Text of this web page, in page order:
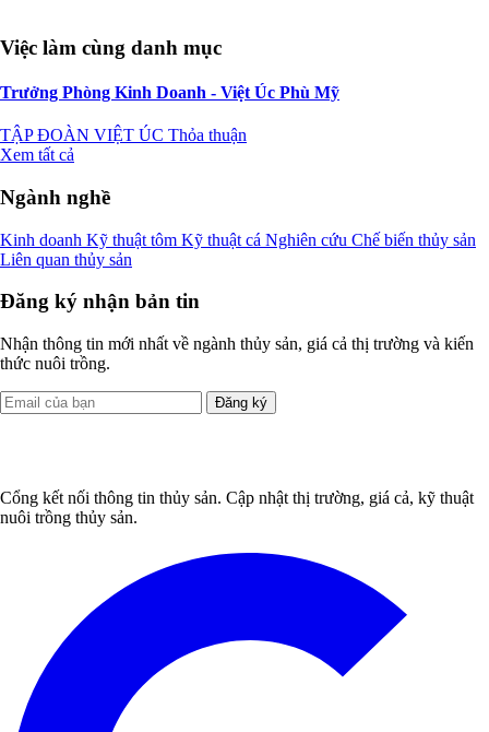
Việc làm cùng danh mục
Trưởng Phòng Kinh Doanh - Việt Úc Phù Mỹ
TẬP ĐOÀN VIỆT ÚC Thỏa thuận
Xem tất cả
Ngành nghề
Kinh doanh Kỹ thuật tôm Kỹ thuật cá Nghiên cứu Chế biến thủy sản
Liên quan thủy sản
Đăng ký nhận bản tin
Nhận thông tin mới nhất về ngành thủy sản, giá cả thị trường và kiến
thức nuôi trồng.
Đăng ký
Cổng kết nối thông tin thủy sản. Cập nhật thị trường, giá cả, kỹ thuật
nuôi trồng thủy sản.